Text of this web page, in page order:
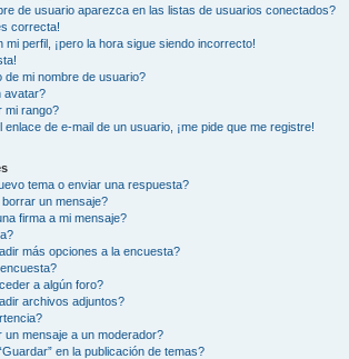
de usuario aparezca en las listas de usuarios conectados?
correcta!
mi perfil, ¡pero la hora sigue siendo incorrecto!
de mi nombre de usuario?
avatar?
mi rango?
de e-mail de un usuario, ¡me pide que me registre!
tema o enviar una respuesta?
un mensaje?
firma a mi mensaje?
más opciones a la encuesta?
a algún foro?
archivos adjuntos?
mensaje a un moderador?
en la publicación de temas?